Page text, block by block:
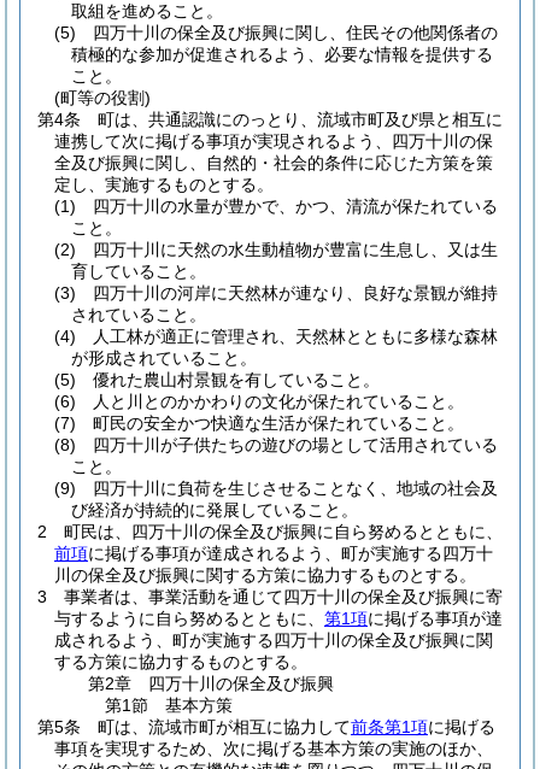
取組を進めること。
(5)
四万十川の保全及び振興に関し、住民その他関係者の
積極的な参加が促進されるよう、必要な情報を提供する
こと。
(町等の役割)
第4条
町は、共通認識にのっとり、流域市町及び県と相互に
連携して次に掲げる事項が実現されるよう、四万十川の保
全及び振興に関し、自然的・社会的条件に応じた方策を策
定し、実施するものとする。
(1)
四万十川の水量が豊かで、かつ、清流が保たれている
こと。
(2)
四万十川に天然の水生動植物が豊富に生息し、又は生
育していること。
(3)
四万十川の河岸に天然林が連なり、良好な景観が維持
されていること。
(4)
人工林が適正に管理され、天然林とともに多様な森林
が形成されていること。
(5)
優れた農山村景観を有していること。
(6)
人と川とのかかわりの文化が保たれていること。
(7)
町民の安全かつ快適な生活が保たれていること。
(8)
四万十川が子供たちの遊びの場として活用されている
こと。
(9)
四万十川に負荷を生じさせることなく、地域の社会及
び経済が持続的に発展していること。
2
町民は、四万十川の保全及び振興に自ら努めるとともに、
前項に掲げる事項が達成されるよう、町が実施する四万十
川の保全及び振興に関する方策に協力するものとする。
3
事業者は、事業活動を通じて四万十川の保全及び振興に寄
与するように自ら努めるとともに、 第1項に掲げる事項が達
成されるよう、町が実施する四万十川の保全及び振興に関
する方策に協力するものとする。
第2章
四万十川の保全及び振興
第1節
基本方策
第5条
町は、流域市町が相互に協力して前条第1項に掲げる
事項を実現するため、次に掲げる基本方策の実施のほか、